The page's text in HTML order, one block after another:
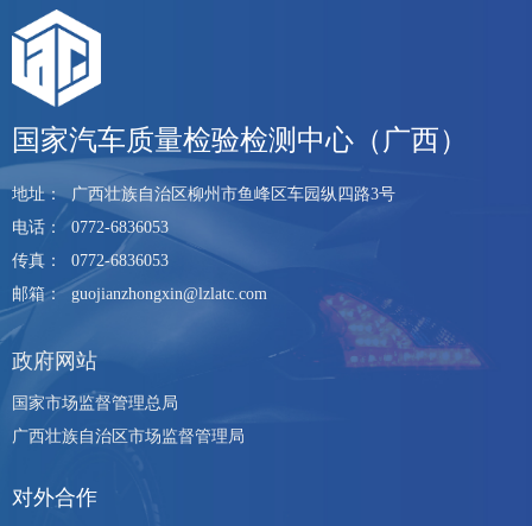
国家汽车质量检验检测中心（广西）
地址： 广西壮族自治区柳州市鱼峰区车园纵四路3号
电话：
0772-6836053
传真：
0772-6836053
邮箱： guojianzhongxin@lzlatc.com
政府网站
国家市场监督管理总局
广西壮族自治区市场监督管理局
对外合作